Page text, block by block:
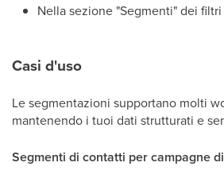
Nella sezione "Segmenti" dei filtri
Casi d'uso
Le segmentazioni supportano molti
mantenendo i tuoi dati strutturati e
Segmenti di contatti per campagne